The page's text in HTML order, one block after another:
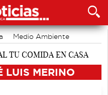
Medio Ambiente
Cuenca
LUIS MERINO